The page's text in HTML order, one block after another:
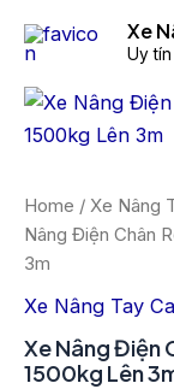
Xe
Uy
Home / Xe Nâng
Nâng Điện Chân
3m
Xe Nâng Tay
Xe Nâng Điện
1500kg Lên